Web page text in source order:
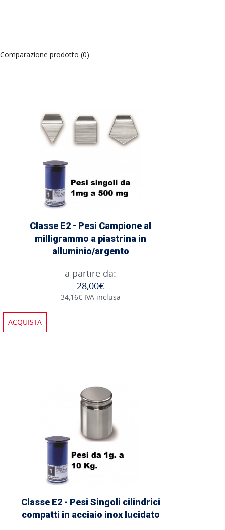
Comparazione prodotto (0)
Classe E2 - Pesi Campione al
milligrammo a piastrina in
alluminio/argento
a partire da:
28,00€
34,16€ IVA inclusa
ACQUISTA
Classe E2 - Pesi Singoli cilindrici
compatti in acciaio inox lucidato